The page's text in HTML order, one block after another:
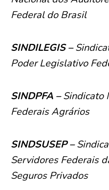
Federal do Brasil
SINDILEGIS –
Poder Legislativo
SINDPFA –Sindicato
Federais Agrários
SINDSUSEP –
Servidores Federais
Seguros Privados